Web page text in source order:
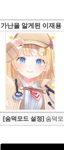
가난을 알게된 이재용
[숨덕모드 설정] 숨덕